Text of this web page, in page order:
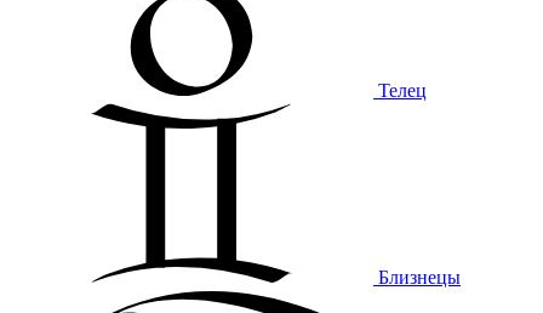
Телец
Близнецы